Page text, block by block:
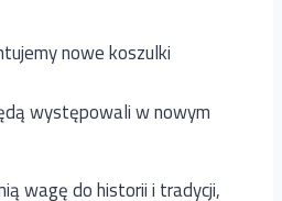
nowe koszulki
występowali w nowym
wagę do historii i tradycji,